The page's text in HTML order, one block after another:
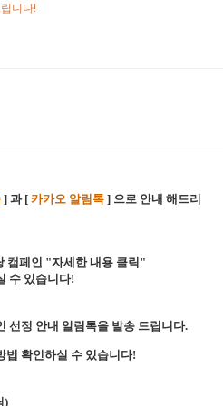
니다!
] 과 [ 카카오 알림톡 ] 으로 안내 해드리
캠페인 "자세한 내용 클릭"
수 있습니다!
선정 안내 알림톡을 발송 드립니다.
법 확인하실 수 있습니다!
)